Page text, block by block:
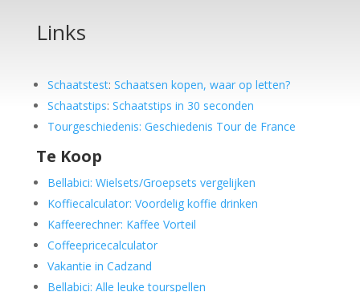
Links
Schaatstest: Schaatsen kopen, waar op letten?
Schaatstips: Schaatstips in 30 seconden
Tourgeschiedenis: Geschiedenis Tour de France
Te Koop
Bellabici: Wielsets/Groepsets vergelijken
Koffiecalculator: Voordelig koffie drinken
Kaffeerechner: Kaffee Vorteil
Coffeepricecalculator
Vakantie in Cadzand
Bellabici: Alle leuke tourspellen